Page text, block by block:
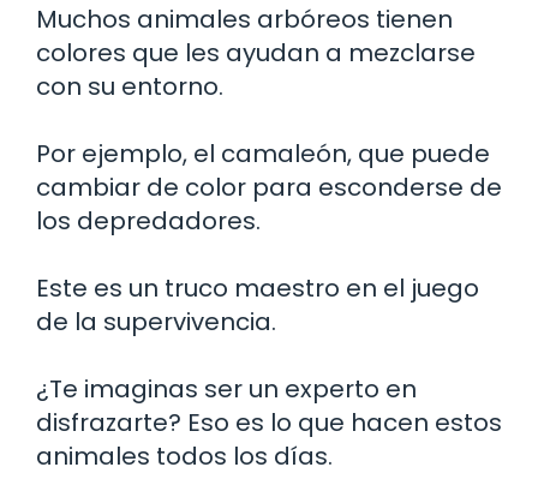
Muchos animales arbóreos tienen
colores que les ayudan a mezclarse
con su entorno.
Por ejemplo, el camaleón, que puede
cambiar de color para esconderse de
los depredadores.
Este es un truco maestro en el juego
de la supervivencia.
¿Te imaginas ser un experto en
disfrazarte? Eso es lo que hacen estos
animales todos los días.